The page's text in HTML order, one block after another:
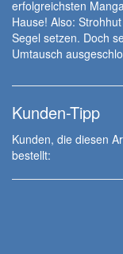
erfolgreichsten
Hause! Also:
Segel setzen. Doch
Umtausch
Kunden-Tipp
Kunden, die diesen
bestellt: